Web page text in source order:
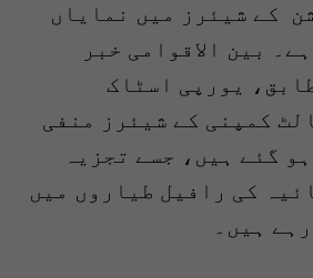
کے شیئرز میں نمایاں
بین الاقوامی خبر
یورپی اسٹاک
کمپنی کے شیئرز منفی
گئے ہیں، جسے تجزیہ
کی رافیل طیاروں میں
ہیں۔